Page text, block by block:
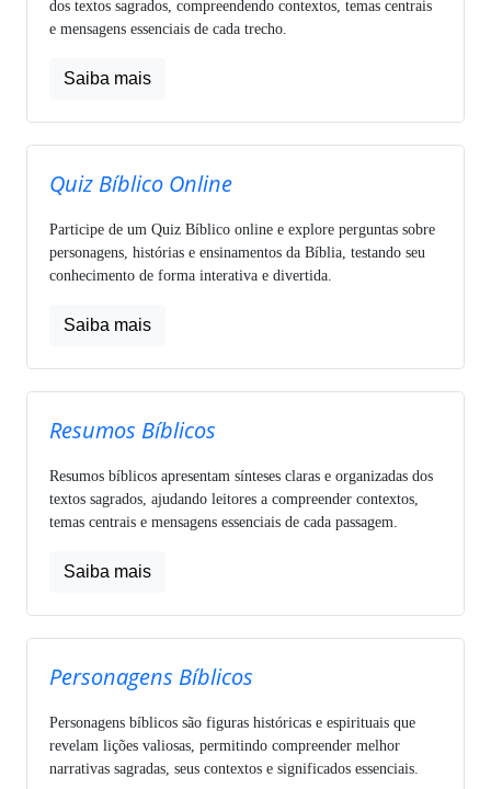
dos textos sagrados, compreendendo contextos, temas centrais
e mensagens essenciais de cada trecho.
Saiba mais
Quiz Bíblico Online
Participe de um Quiz Bíblico online e explore perguntas sobre
personagens, histórias e ensinamentos da Bíblia, testando seu
conhecimento de forma interativa e divertida.
Saiba mais
Resumos Bíblicos
Resumos bíblicos apresentam sínteses claras e organizadas dos
textos sagrados, ajudando leitores a compreender contextos,
temas centrais e mensagens essenciais de cada passagem.
Saiba mais
Personagens Bíblicos
Personagens bíblicos são figuras históricas e espirituais que
revelam lições valiosas, permitindo compreender melhor
narrativas sagradas, seus contextos e significados essenciais.